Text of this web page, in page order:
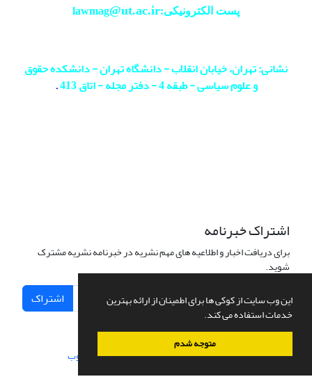
این وب سایت از کوکی ها برای اطمینان از ارائه بهترین
خدمات استفاده می کند.
متوجه شدم
پست الکترونیکی:lawmag@ut.ac.ir
نشانی: تهران، خیابان انقلاب - دانشگاه تهران - دانشکده حقوق
و علوم سیاسی - طبقه 4 - دفتر مجله - اتاق 413
.
اشتراک خبرنامه
برای دریافت اخبار و اطلاعیه های مهم نشریه در خبرنامه نشریه مشترک
شوید.
اشتراک
سامانه مدیریت نشریات علمی.طراحی و پیاده سازی از سیناوب